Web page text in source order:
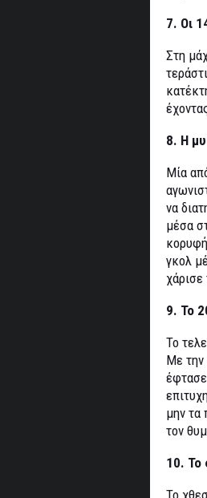
7. Οι
Στη
8. Η
Μία
να
μέσα
γκολ
9. Το
Το
Με την
μην τα
τον
10. Το
Το